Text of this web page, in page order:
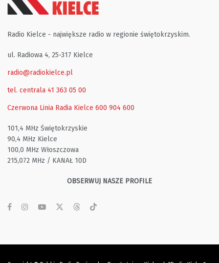
Radio Kielce - największe radio w regionie świętokrzyskim.
ul. Radiowa 4, 25-317 Kielce
radio@radiokielce.pl
tel. centrala 41 363 05 00
Czerwona Linia Radia Kielce 600 904 600
101,4 MHz Świętokrzyskie
90,4 MHz Kielce
100,0 MHz Włoszczowa
215,072 MHz / KANAŁ 10D
OBSERWUJ NASZE PROFILE